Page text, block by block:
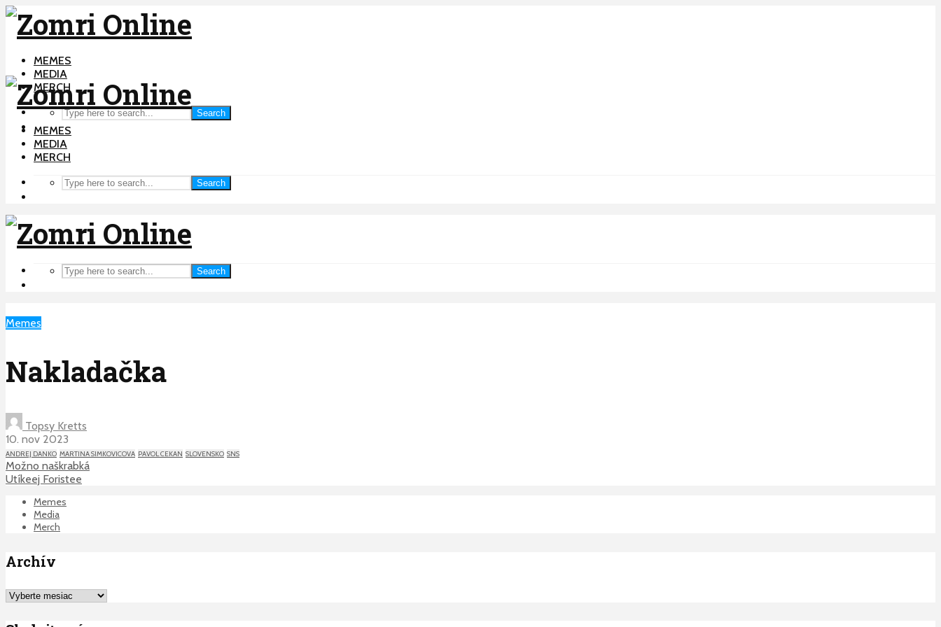
MEMES
MEDIA
MERCH
Search
MEMES
MEDIA
MERCH
Search
Search
Memes
Nakladačka
Topsy Kretts
10. nov 2023
ANDREJ DANKO MARTINA SIMKOVICOVA PAVOL CEKAN SLOVENSKO SNS
Možno naškrabká
Utíkeej Foristee
Memes
Media
Merch
Archív
Archív